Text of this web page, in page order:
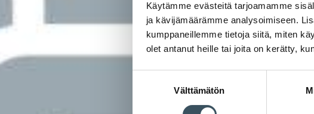
Käytämme evästeitä tarjoamamme
ja kävijämäärämme analysoimiseen.
kumppaneillemme tietoja siitä, miten
olet antanut heille tai joita on kerätty,
Välttämätön